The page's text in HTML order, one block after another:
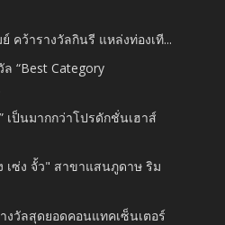
คว้ารางวัลกินรี แหล่งท่องเที...
“Best Category
เป็นมากกว่าโปรดักชั่นเฮาส์
เซ่ง จั้ว" สาขาแสนภูดาษ ริม
งวัลสุดยอดคอนแทคเซ็นเตอร์